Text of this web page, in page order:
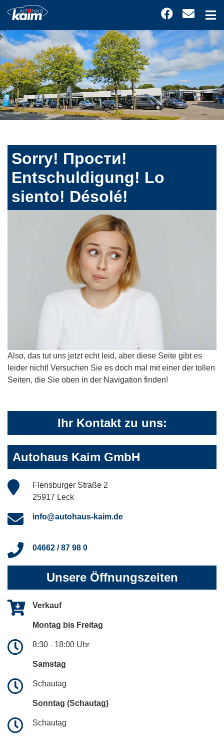
Sorry! Прости!
Entschuldigung! Lo
siento! Désolé!
Also, das tut uns jetzt echt leid, aber diese Seite gibt es
leider nicht! Versuchen Sie es doch mal mit einer der tollen
Seiten, die Sie oben in der Navigation finden!
Ihr Kontakt zu uns:
Autohaus Kaim GmbH
Flensburger Straße 2
25917 Leck
info@autohaus-kaim.de
04662 / 87 98 0
Unsere Öffnungszeiten
Verkauf
Montag bis Freitag
8:30 - 18:00 Uhr
Samstag
Schautag
Sonntag (Schautag)
Schautag